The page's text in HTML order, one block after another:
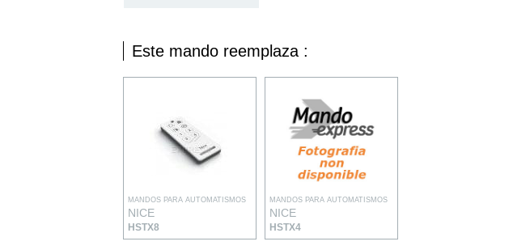
Este mando reemplaza :
MANDOS PARA AUTOMATISMOS
NICE
HSTX8
MANDOS PARA AUTOMATISMOS
NICE
HSTX4